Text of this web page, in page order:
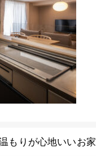
もりが心地いいお家